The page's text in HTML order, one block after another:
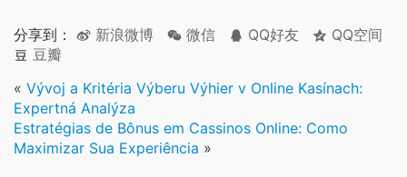
分享到： 新浪微博 微信 QQ好友
QQ空间
豆瓣
« Vývoj a Kritéria Výberu Výhier v Online Kasínach:
Expertná Analýza
Estratégias de Bônus em Cassinos Online: Como
Maximizar Sua Experiência »